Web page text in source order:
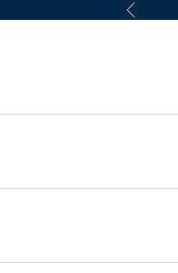
Anterior